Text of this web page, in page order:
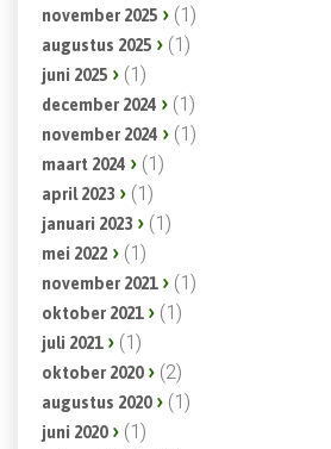
november 2025 (1)
augustus 2025 (1)
juni 2025 (1)
december 2024 (1)
november 2024 (1)
maart 2024 (1)
april 2023 (1)
januari 2023 (1)
mei 2022 (1)
november 2021 (1)
oktober 2021 (1)
juli 2021 (1)
oktober 2020 (2)
augustus 2020 (1)
juni 2020 (1)